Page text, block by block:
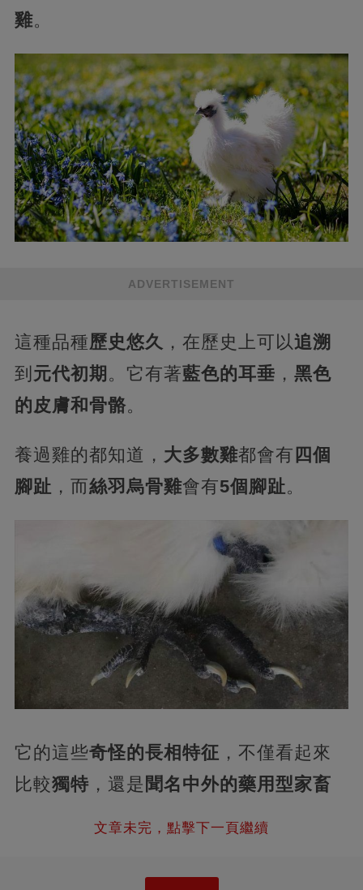
雞。
ADVERTISEMENT
這種品種歷史悠久 ，在歷史上可以追溯
到 元代初期 。它有著藍色的耳垂 ， 黑色
的皮膚和骨骼。
養過雞的都知道， 大多數雞都會有 四個
腳趾 ，而絲羽烏骨雞會有5個腳趾。
它的這些奇怪的長相特征 ，不僅看起來
比較獨特 ，還是 聞名中外的藥用型家畜
文章未完，點擊下一頁繼續